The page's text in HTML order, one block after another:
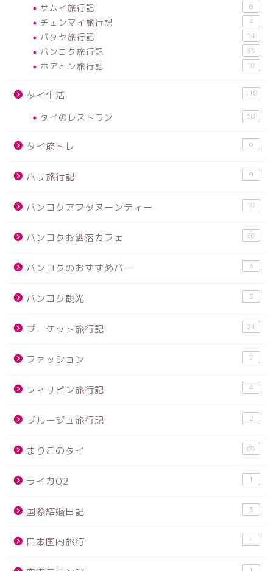
サムイ旅行記 6
チェンマイ旅行記 4
パタヤ旅行記 14
バンコク旅行記 35
ホアヒン旅行記 10
タイ生活 118
タイのレストラン 58
タイ筋トレ 6
パリ旅行記 9
バンコクアフタヌーンティー 18
バンコクお洒落カフェ 30
バンコクのおすすめバー 3
バンコク観光 3
プーケット旅行記 24
ファッション 2
フィリピン旅行記 4
ブルージュ旅行記 2
まりこのタイ 60
ライカQ2 1
国際結婚日記 3
日本国内旅行 4